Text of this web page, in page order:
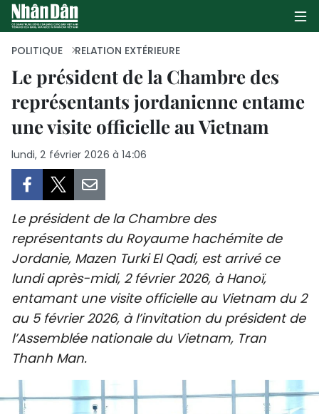
PAGE D'ACCUEIL
POLITIQUE
CULTURE
TOURISME
ENVIRONNEMENT
SPORT
PAYS NATAL
POLITIQUE RELATION EXTÉRIEURE
Le président de la Chambre des
représentants jordanienne entame
une visite officielle au Vietnam
lundi, 2 février 2026 à 14:06
Le président de la Chambre des
représentants du Royaume hachémite de
Jordanie, Mazen Turki El Qadi, est arrivé ce
lundi après-midi, 2 février 2026, à Hanoï,
entamant une visite officielle au Vietnam du 2
au 5 février 2026, à l’invitation du président de
l’Assemblée nationale du Vietnam, Tran
Thanh Man.